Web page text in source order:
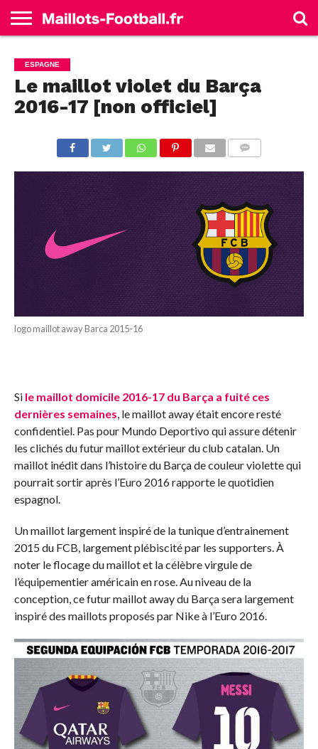
ALLEMAGNE
ANGLETERRE
ESPAGNE
FRANCE
ITALIE
SÉLECTIONS
MARQUES
ESPAGNE
Le maillot violet du Barça
2016-17 [non officiel]
logo maillot away Barca 2015-16
Si le maillot domicile 2016-17 du Barça a fuité ces
dernières semaines, le maillot away était encore resté
confidentiel. Pas pour Mundo Deportivo qui assure détenir
les clichés du futur maillot extérieur du club catalan. Un
maillot inédit dans l’histoire du Barça de couleur violette qui
pourrait sortir après l’Euro 2016 rapporte le quotidien
espagnol.
Un maillot largement inspiré de la tunique d’entrainement
2015 du FCB, largement plébiscité par les supporters. À
noter le flocage du maillot et la célèbre virgule de
l’équipementier américain en rose. Au niveau de la
conception, ce futur maillot away du Barça sera largement
inspiré des maillots proposés par Nike à l’Euro 2016.